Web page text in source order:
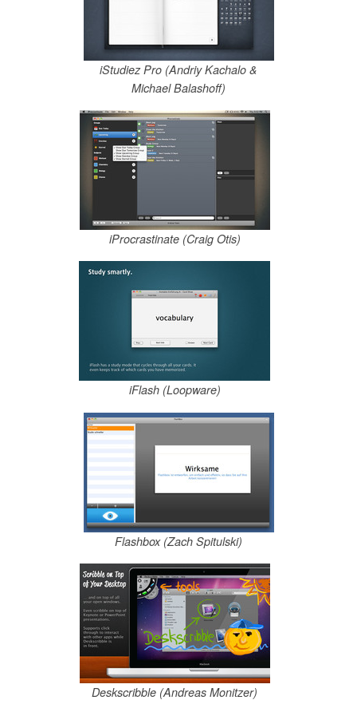
iStudiez Pro (Andriy Kachalo &
Michael Balashoff)
iProcrastinate (Craig Otis)
iFlash (Loopware)
Flashbox (Zach Spitulski)
Deskscribble (Andreas Monitzer)